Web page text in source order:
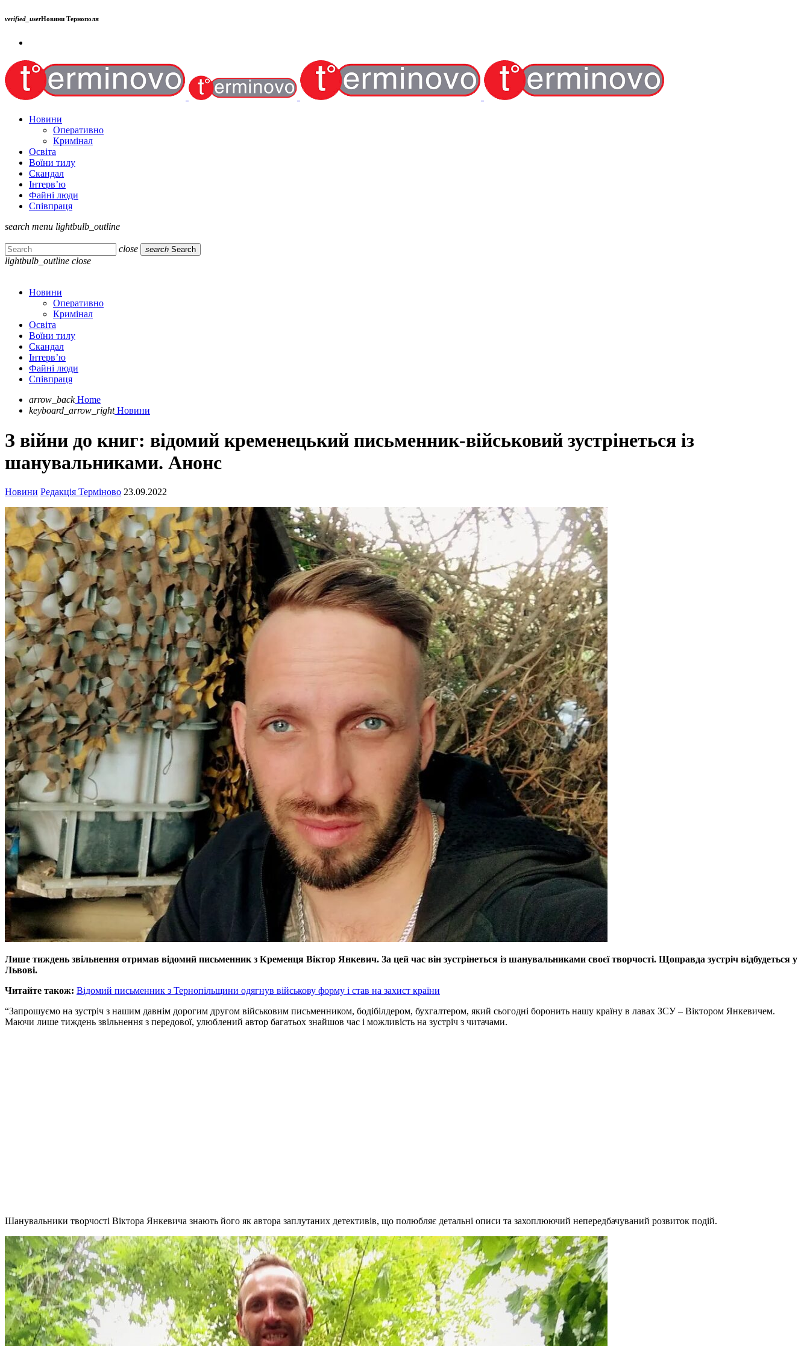
verified_userНовини Тернополя
Новини
Оперативно
Кримінал
Освіта
Воїни тилу
Скандал
Інтерв’ю
Файні люди
Співпраця
search menu lightbulb_outline
close search Search
lightbulb_outline close
Новини
Оперативно
Кримінал
Освіта
Воїни тилу
Скандал
Інтерв’ю
Файні люди
Співпраця
arrow_back Home
keyboard_arrow_right Новини
З війни до книг: відомий кременецький письменник-військовий зустрінеться із
шанувальниками. Анонс
Новини Редакція Терміново 23.09.2022
Лише тиждень звільнення отримав відомий письменник з Кременця Віктор Янкевич. За цей час він зустрінеться із шанувальниками своєї творчості. Щоправда зустріч відбудеться у
Львові.
Читайте також: Відомий письменник з Тернопільщини одягнув військову форму і став на захист країни
“Запрошуємо на зустріч з нашим давнім дорогим другом військовим письменником, бодібілдером, бухгалтером, який сьогодні боронить нашу країну в лавах ЗСУ – Віктором Янкевичем.
Маючи лише тиждень звільнення з передової, улюблений автор багатьох знайшов час і можливість на зустріч з читачами.
Шанувальники творчості Віктора Янкевича знають його як автора заплутаних детективів, що полюбляє детальні описи та захоплюючий непередбачуваний розвиток подій.